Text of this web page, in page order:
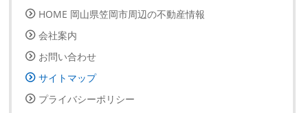
HOME 岡山県笠岡市周辺の不動産情報
会社案内
お問い合わせ
サイトマップ
プライバシーポリシー